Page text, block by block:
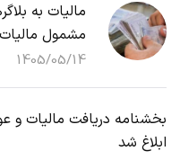
مالیات به
مشمول
1405/05/14
بخشنامه دریافت مالیات و
ابلاغ شد